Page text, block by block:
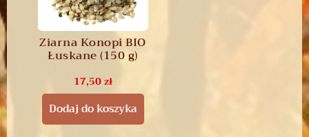
Ziarna Konopi BIO
Łuskane (150 g)
17,50zł
Dodaj do koszyka